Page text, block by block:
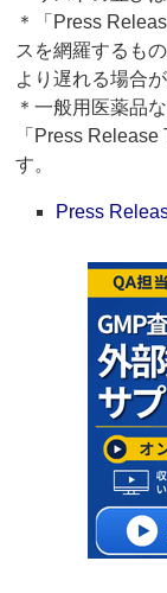
＊「Press
スを網羅するも
より遅れる場合
＊一般用医薬品
「Press
す。
Press